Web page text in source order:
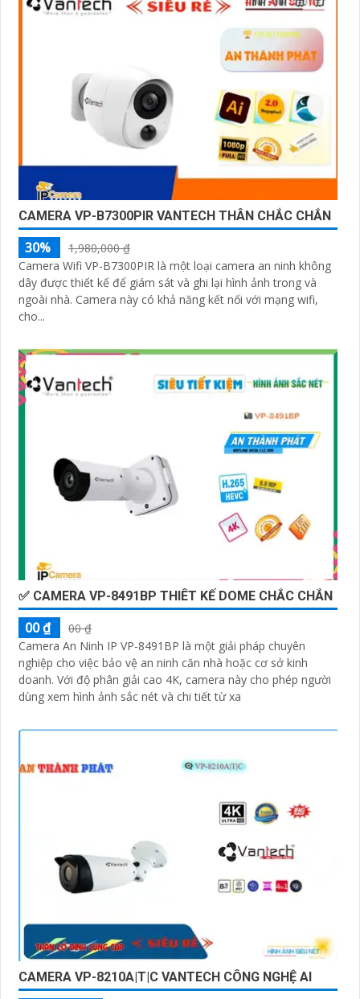
CAMERA VP-B7300PIR VANTECH THÂN CHẮC CHẮN
30%
1,980,000 ₫
Camera Wifi VP-B7300PIR là một loại camera an ninh không
dây được thiết kế để giám sát và ghi lại hình ảnh trong và
ngoài nhà. Camera này có khả năng kết nối với mạng wifi,
cho...
✅ CAMERA VP-8491BP THIÊT KẾ DOME CHẮC CHẮN
00 ₫
00 ₫
Camera An Ninh IP VP-8491BP là một giải pháp chuyên
nghiệp cho việc bảo vệ an ninh căn nhà hoặc cơ sở kinh
doanh. Với độ phân giải cao 4K, camera này cho phép người
dùng xem hình ảnh sắc nét và chi tiết từ xa
CAMERA VP-8210A|T|C VANTECH CÔNG NGHỆ AI